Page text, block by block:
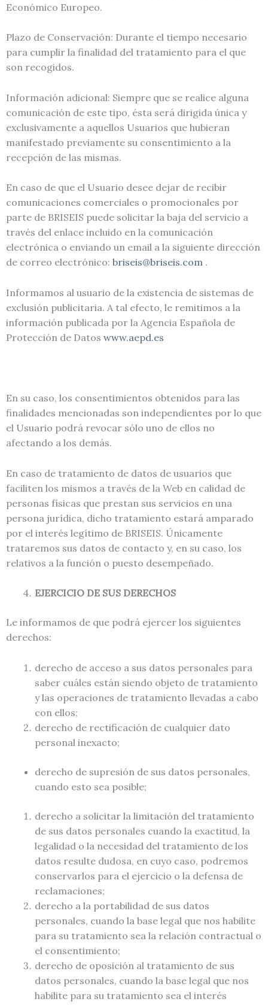
Económico Europeo.
Plazo de Conservación: Durante el tiempo necesario
para cumplir la finalidad del tratamiento para el que
son recogidos.
Información adicional: Siempre que se realice alguna
comunicación de este tipo, ésta será dirigida única y
exclusivamente a aquellos Usuarios que hubieran
manifestado previamente su consentimiento a la
recepción de las mismas.
En caso de que el Usuario desee dejar de recibir
comunicaciones comerciales o promocionales por
parte de BRISEIS puede solicitar la baja del servicio a
través del enlace incluido en la comunicación
electrónica o enviando un email a la siguiente dirección
de correo electrónico: briseis@briseis.com .
Informamos al usuario de la existencia de sistemas de
exclusión publicitaria. A tal efecto, le remitimos a la
información publicada por la Agencia Española de
Protección de Datos www.aepd.es
En su caso, los consentimientos obtenidos para las
finalidades mencionadas son independientes por lo que
el Usuario podrá revocar sólo uno de ellos no
afectando a los demás.
En caso de tratamiento de datos de usuarios que
faciliten los mismos a través de la Web en calidad de
personas físicas que prestan sus servicios en una
persona jurídica, dicho tratamiento estará amparado
por el interés legítimo de BRISEIS. Únicamente
trataremos sus datos de contacto y, en su caso, los
relativos a la función o puesto desempeñado.
EJERCICIO DE SUS DERECHOS
Le informamos de que podrá ejercer los siguientes
derechos:
derecho de acceso a sus datos personales para
saber cuáles están siendo objeto de tratamiento
y las operaciones de tratamiento llevadas a cabo
con ellos;
derecho de rectificación de cualquier dato
personal inexacto;
derecho de supresión de sus datos personales,
cuando esto sea posible;
derecho a solicitar la limitación del tratamiento
de sus datos personales cuando la exactitud, la
legalidad o la necesidad del tratamiento de los
datos resulte dudosa, en cuyo caso, podremos
conservarlos para el ejercicio o la defensa de
reclamaciones;
derecho a la portabilidad de sus datos
personales, cuando la base legal que nos habilite
para su tratamiento sea la relación contractual o
el consentimiento;
derecho de oposición al tratamiento de sus
datos personales, cuando la base legal que nos
habilite para su tratamiento sea el interés